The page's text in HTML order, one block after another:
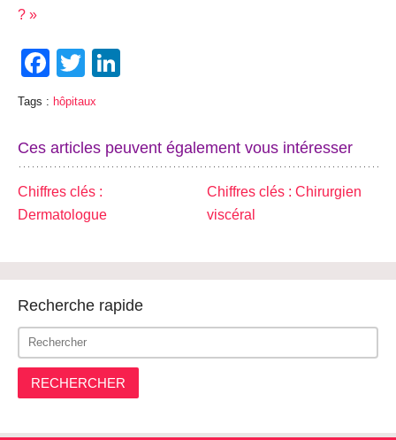
? »
Facebook
Twitter
Tags : hôpitaux
Ces articles peuvent également vous intéresser
Chiffres clés :
Dermatologue
Chiffres clés : Chirurgien
viscéral
Recherche rapide
RECHERCHER